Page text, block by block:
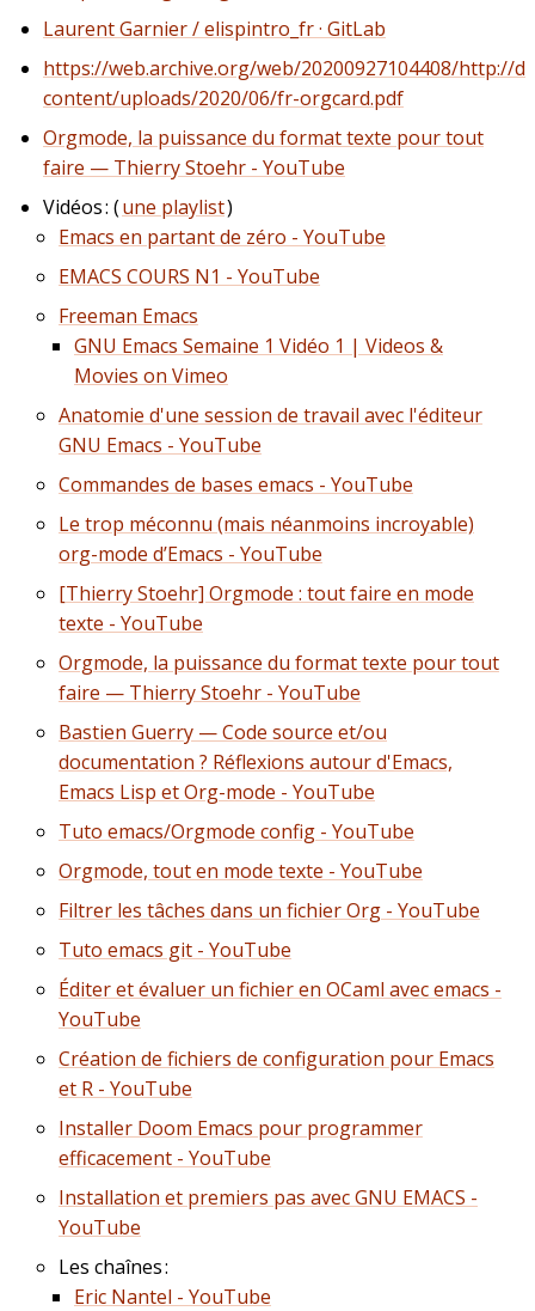
Laurent Garnier / elispintro_fr · GitLab
https://web.archive.org/web/20200927104408/http://
content/uploads/2020/06/fr-orgcard.pdf
Orgmode, la puissance du format texte pour tout
faire — Thierry Stoehr - YouTube
Vidéos : (une playlist)
Emacs en partant de zéro - YouTube
EMACS COURS N1 - YouTube
Freeman Emacs
GNU Emacs Semaine 1 Vidéo 1 | Videos &
Movies on Vimeo
Anatomie d'une session de travail avec l'éditeur
GNU Emacs - YouTube
Commandes de bases emacs - YouTube
Le trop méconnu (mais néanmoins incroyable)
org-mode d’Emacs - YouTube
[Thierry Stoehr] Orgmode : tout faire en mode
texte - YouTube
Orgmode, la puissance du format texte pour tout
faire — Thierry Stoehr - YouTube
Bastien Guerry — Code source et/ou
documentation ? Réflexions autour d'Emacs,
Emacs Lisp et Org-mode - YouTube
Tuto emacs/Orgmode config - YouTube
Orgmode, tout en mode texte - YouTube
Filtrer les tâches dans un fichier Org - YouTube
Tuto emacs git - YouTube
Éditer et évaluer un fichier en OCaml avec emacs -
YouTube
Création de fichiers de configuration pour Emacs
et R - YouTube
Installer Doom Emacs pour programmer
efficacement - YouTube
Installation et premiers pas avec GNU EMACS -
YouTube
Les chaînes :
Eric Nantel - YouTube